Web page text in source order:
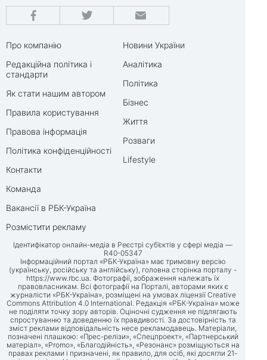
Про компанію
Редакційна політика і
стандарти
Як стати нашим автором
Правила користування
Правова інформація
Політика конфіденційності
Контакти
Команда
Вакансії в РБК-Україна
Розмістити рекламу
Новини України
Аналітика
Політика
Бізнес
Життя
Розваги
Lifestyle
Ідентифікатор онлайн-медіа в Реєстрі суб’єктів у сфері медіа —
R40-05347
Інформаційний портал «РБК-Україна» має тримовну версію
(українську, російську та англійську), головна сторінка порталу -
https://www.rbc.ua . Фотографії, зображення належать їх
правовласникам. Всі фотографії на Порталі, авторами яких є
журналісти «РБК-Україна», розміщені на умовах ліцензії Creative
Commons Attribution 4.0 International. Редакція «РБК-Україна» може
не поділяти точку зору авторів. Оціночні судження не підлягають
спростуванню та доведенню їх правдивості. За достовірність та
зміст реклами відповідальність несе рекламодавець. Матеріали,
позначені плашкою: «Прес-релізи», «Спецпроект», «Партнерський
матеріал», «Promo», «Благодійність», «Резонанс» розміщуються на
правах реклами і призначені, як правило, для осіб, які досягли 21-